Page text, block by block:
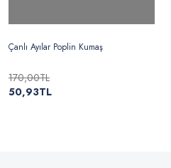
Çanlı Ayılar Poplin Kumaş
170,00TL
50,93TL